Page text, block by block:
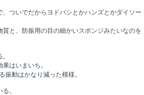
ついでだからヨドバシとかハンズとかダイソー
と、防振用の目の細かいスポンジみたいなのを
はいまいち。
振動はかなり減った模様。
。